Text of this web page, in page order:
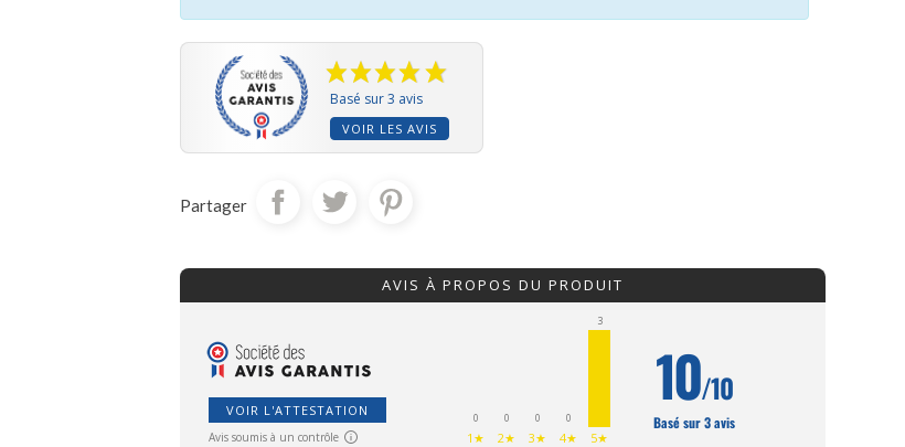
Basé sur 3 avis
VOIR LES AVIS
Partager
AVIS À PROPOS DU PRODUIT
VOIR L'ATTESTATION
Avis soumis à un contrôle
0
1★
0
2★
0
3★
0
4★
3
5★
10/10
Basé sur 3 avis